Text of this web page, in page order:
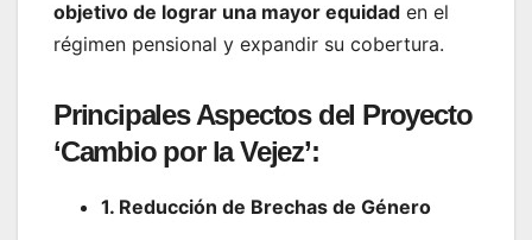
objetivo de lograr una mayor equidad en el
régimen pensional y expandir su cobertura.
Principales Aspectos del Proyecto
‘Cambio por la Vejez’:
1. Reducción de Brechas de Género